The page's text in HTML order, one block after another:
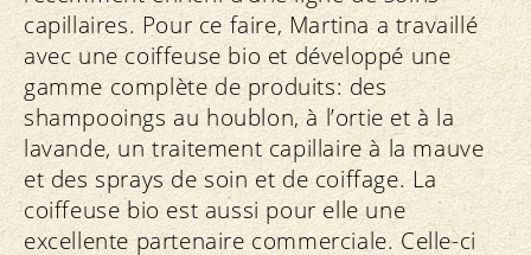
capillaires. Pour ce faire, Martina a travaillé
avec une coiffeuse bio et développé une
gamme complète de produits: des
shampooings au houblon, à l’ortie et à la
lavande, un traitement capillaire à la mauve
et des sprays de soin et de coiffage. La
coiffeuse bio est aussi pour elle une
excellente partenaire commerciale. Celle-ci